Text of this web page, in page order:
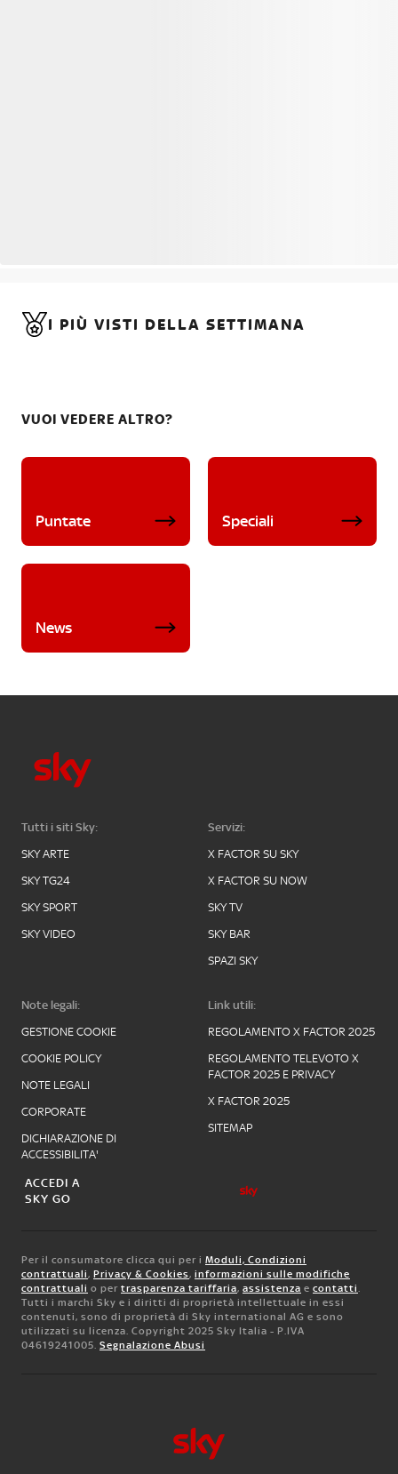
I PIÙ VISTI DELLA SETTIMANA
VUOI VEDERE ALTRO?
Puntate Speciali
News
Tutti i siti Sky:
SKY ARTE
SKY TG24
SKY SPORT
SKY VIDEO
Servizi:
X FACTOR SU SKY
X FACTOR SU NOW
SKY TV
SKY BAR
SPAZI SKY
Note legali:
GESTIONE COOKIE
COOKIE POLICY
NOTE LEGALI
CORPORATE
DICHIARAZIONE DI
ACCESSIBILITA'
Link utili:
REGOLAMENTO X FACTOR 2025
REGOLAMENTO TELEVOTO X
FACTOR 2025 E PRIVACY
X FACTOR 2025
SITEMAP
ACCEDI A
SKY GO
Per il consumatore clicca qui per i Moduli, Condizioni
contrattuali, Privacy & Cookies, informazioni sulle modifiche
contrattuali o per trasparenza tariffaria, assistenza e contatti.
Tutti i marchi Sky e i diritti di proprietà intellettuale in essi
contenuti, sono di proprietà di Sky international AG e sono
utilizzati su licenza. Copyright 2025 Sky Italia - P.IVA
04619241005. Segnalazione Abusi